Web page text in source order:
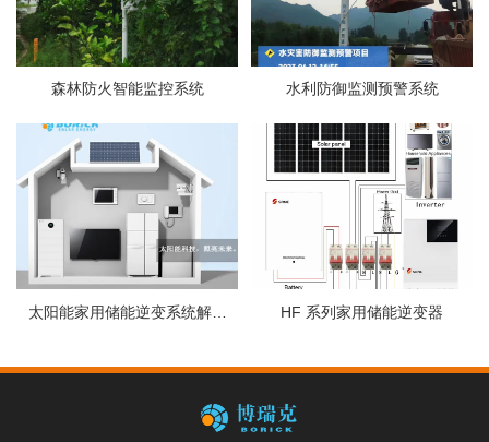
森林防火智能监控系统 水利防御监测预警系统
太阳能家用储能逆变系统解决
HF 系列家用储能逆变器